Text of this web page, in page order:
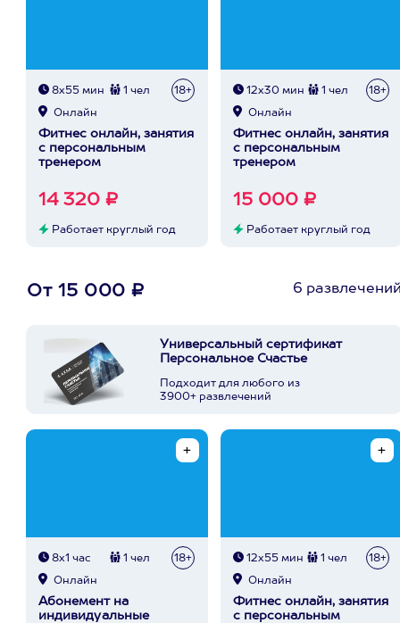
8х55 мин 1 чел 18+
Онлайн
Фитнес онлайн, занятия
с персональным
тренером
14 320 ₽
Работает круглый год
12х30 мин 1 чел 18+
Онлайн
Фитнес онлайн, занятия
с персональным
тренером
15 000 ₽
Работает круглый год
От 15 000 ₽ 6
Универсальный сертификат
Персональное Счастье
Подходит для любого из
3900+ развлечений
8х1 час 1 чел 18+
Онлайн
Абонемент на
индивидуальные
12х55 мин 1 чел 18+
Онлайн
Фитнес онлайн, занятия
с персональным